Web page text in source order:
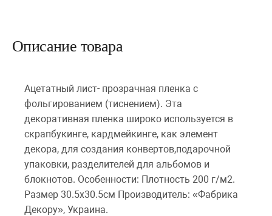
Описание товара
Ацетатный лист- прозрачная пленка с
фольгированием (тиснением). Эта
декоративная пленка широко используется в
скрапбукинге, кардмейкинге, как элемент
декора, для создания конвертов,подарочной
упаковки, разделителей для альбомов и
блокнотов. Особенности: Плотность 200 г/м2.
Размер 30.5х30.5см Производитель: «Фабрика
Декору», Украина.